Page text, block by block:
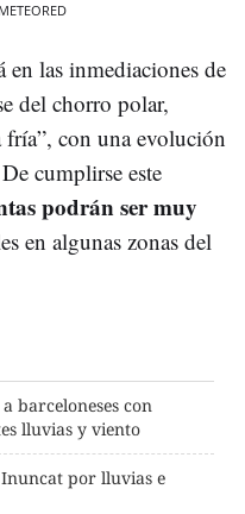
en las inmediaciones de
del chorro polar,
con una evolución
cumplirse este
podrán ser muy
en algunas zonas del
barceloneses con
lluvias y viento
por lluvias e